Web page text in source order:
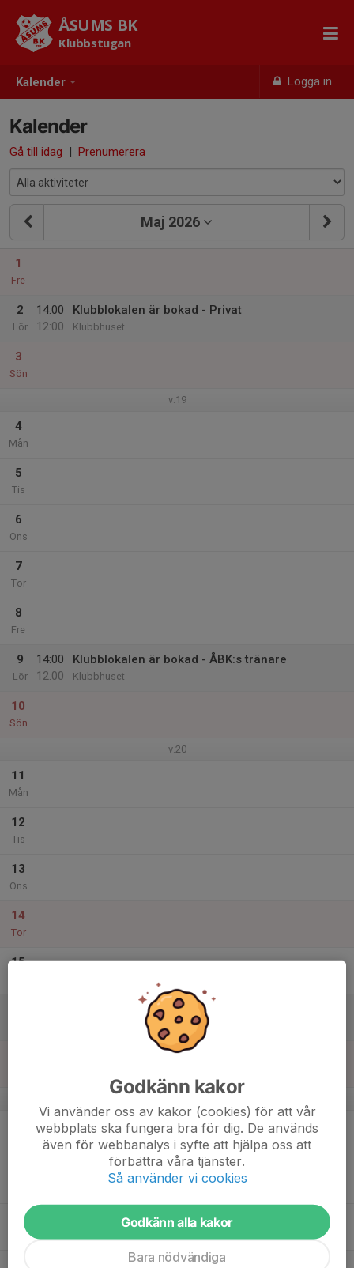
Kalender Logga in
ÅSUMS BK
Klubbstugan
Kalender
Gå till idag | Prenumerera
Maj 2026
1
Fre
2
Lör
14:00
12:00
Klubblokalen är bokad - Privat
Klubbhuset
3
Sön
v.19
4
Mån
5
Tis
6
Ons
7
Tor
8
Fre
9
Lör
14:00
12:00
Klubblokalen är bokad - ÅBK:s tränare
Klubbhuset
10
Sön
v.20
11
Mån
12
Tis
13
Ons
14
Tor
15
Klubblokal är bokad - Ordförande
20
Ons
Godkänn kakor
Vi använder oss av kakor (cookies) för att vår
webbplats ska fungera bra för dig. De används
även för webbanalys i syfte att hjälpa oss att
förbättra våra tjänster.
Så använder vi cookies
Godkänn alla kakor
Bara nödvändiga